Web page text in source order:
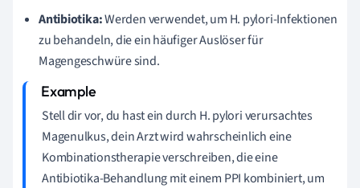
Antibiotika:Werden verwendet, um H. pylori-Infektionen
zu behandeln, die ein häufiger Auslöser für
Magengeschwüre sind.
Stell dir vor, du hast ein durch H. pylori verursachtes
Magenulkus, dein Arzt wird wahrscheinlich eine
Kombinationstherapie verschreiben, die eine
Antibiotika-Behandlung mit einem PPI kombiniert, um